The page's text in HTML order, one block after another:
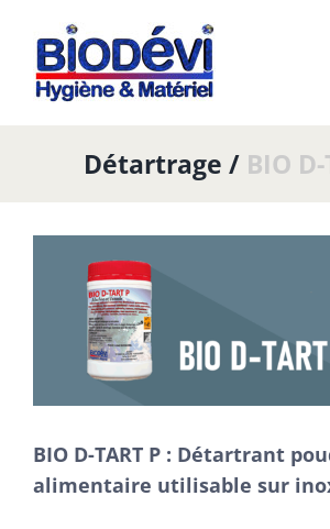
contenu
Détartrage / BIO
agrandie
BIO D-TART P : Détartrant
alimentaire utilisable sur